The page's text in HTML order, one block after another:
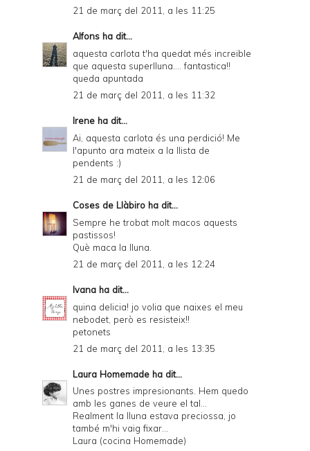
21 de març del 2011, a les 11:25
Alfons ha dit...
aquesta carlota t'ha quedat més increible
que aquesta superlluna.... fantastica!!
queda apuntada
21 de març del 2011, a les 11:32
Irene ha dit...
Ai, aquesta carlota és una perdició! Me
l'apunto ara mateix a la llista de
pendents :)
21 de març del 2011, a les 12:06
Coses de Llàbiro ha dit...
Sempre he trobat molt macos aquests
pastissos!
Què maca la lluna.
21 de març del 2011, a les 12:24
Ivana ha dit...
quina delicia! jo volia que naixes el meu
nebodet, però es resisteix!!
petonets
21 de març del 2011, a les 13:35
Laura Homemade ha dit...
Unes postres impresionants. Hem quedo
amb les ganes de veure el tal...
Realment la lluna estava preciossa, jo
també m'hi vaig fixar...
Laura (cocina Homemade)